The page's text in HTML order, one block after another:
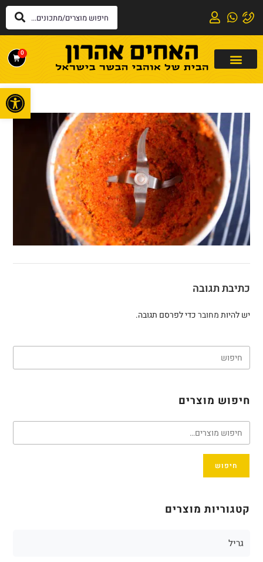
0
כתיבת תגובה
יש להיותמחוברכדי לפרסם תגובה.
חיפוש מוצרים
חיפוש
קטגוריות מוצרים
גריל